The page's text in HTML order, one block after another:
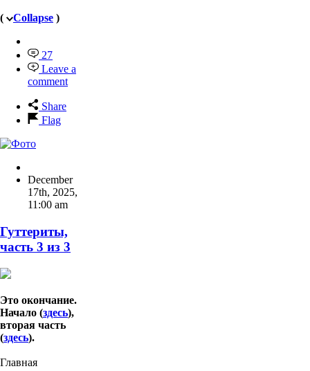
( Collapse )
27
Leave a
comment
Share
Flag
December
17th, 2025,
11:00 am
Гуттериты,
часть 3 из 3
Это окончание.
Начало (здесь),
вторая часть
(здесь).
Главная